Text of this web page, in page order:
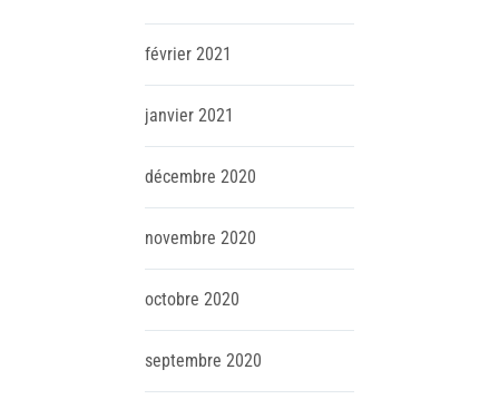
février 2021
janvier 2021
décembre 2020
novembre 2020
octobre 2020
septembre 2020